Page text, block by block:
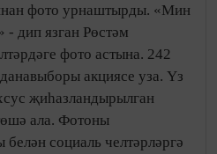
фото урнаштырды. «Мин
дип язган Рөстәм
фото астына. 242
акциясе уза. Үз
җиһазландырылган
ала. Фотоны
социаль челтәрләргә